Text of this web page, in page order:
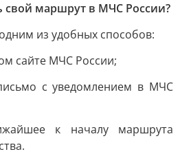
свой маршрут в МЧС России?
из удобных способов:
сайте МЧС России;
с уведомлением в МЧС
к началу маршрута